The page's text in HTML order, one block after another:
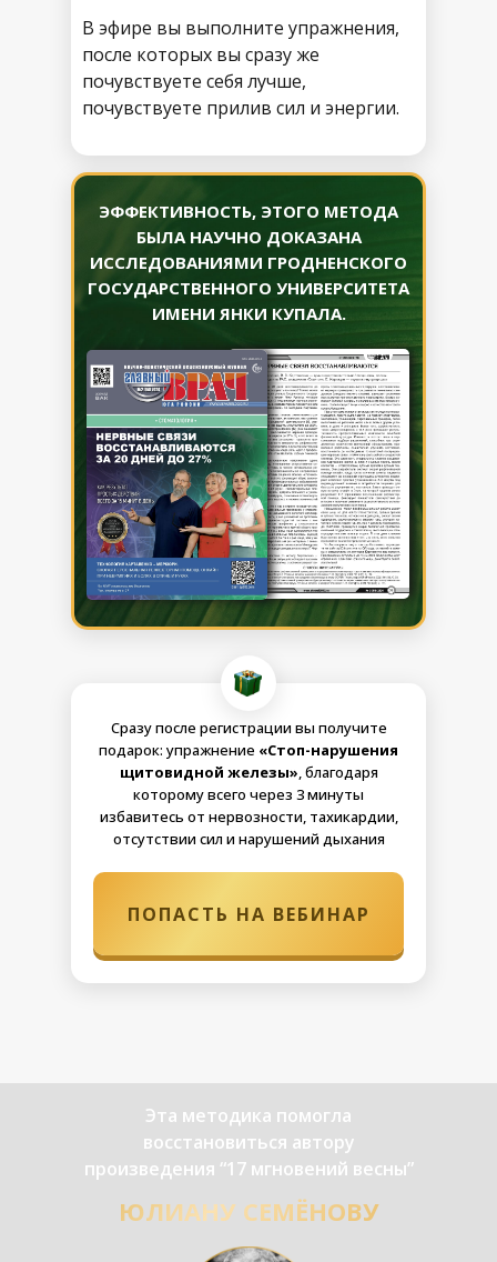
В эфире вы выполните упражнения,
после которых вы сразу же
почувствуете себя лучше,
почувствуете прилив сил и энергии.
ЭФФЕКТИВНОСТЬ, ЭТОГО МЕТОДА
БЫЛА НАУЧНО ДОКАЗАНА
ИССЛЕДОВАНИЯМИ ГРОДНЕНСКОГО
ГОСУДАРСТВЕННОГО УНИВЕРСИТЕТА
ИМЕНИ ЯНКИ КУПАЛА.
Сразу после регистрации вы получите
подарок: упражнение «Стоп-нарушения
щитовидной железы», благодаря
которому всего через 3 минуты
избавитесь от нервозности, тахикардии,
отсутствии сил и нарушений дыхания
ПОПАСТЬ НА ВЕБИНАР
Эта методика помогла
восстановиться автору
произведения “17 мгновений весны”
ЮЛИАНУ СЕМЁНОВУ